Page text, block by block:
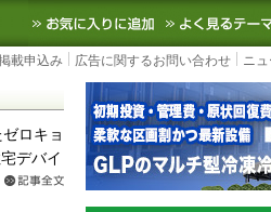
内外の最新の物流ニュースをお
お気に入りに
載申込み 広告に関するお問い合わせ ニ
ロキョ
デバイ